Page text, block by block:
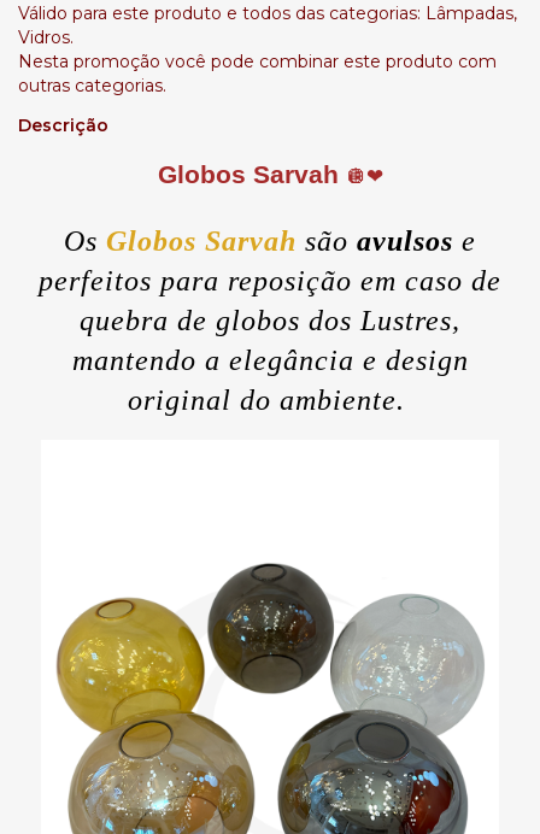
Válido para este produto e todos das categorias: Lâmpadas,
Vidros.
Nesta promoção você pode combinar este produto com
outras categorias.
Descrição
Globos Sarvah 🪩❤
Os Globos Sarvah são avulsos e
perfeitos para reposição em caso de
quebra de globos dos Lustres,
mantendo a elegância e design
original do ambiente.